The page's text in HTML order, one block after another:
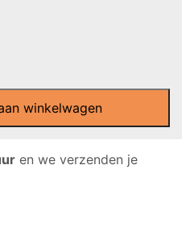
winkelwagen
en we verzenden je